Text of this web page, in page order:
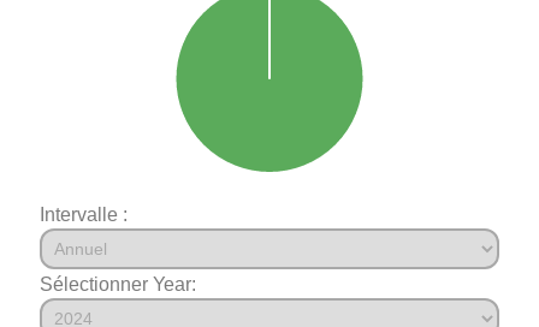
Intervalle :
Sélectionner Year: